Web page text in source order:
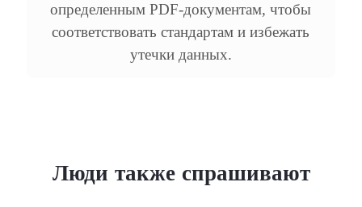
определенным PDF-документам, чтобы
соответствовать стандартам и избежать
утечки данных.
Люди также спрашивают